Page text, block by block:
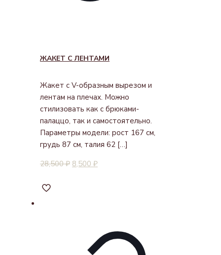
ЖАКЕТ С ЛЕНТАМИ
Жакет с V-образным вырезом и
лентам на плечах. Можно
стилизовать как с брюками-
палаццо, так и самостоятельно.
Параметры модели: рост 167 см,
грудь 87 см, талия 62 […]
28,500₽ 8,500 ₽